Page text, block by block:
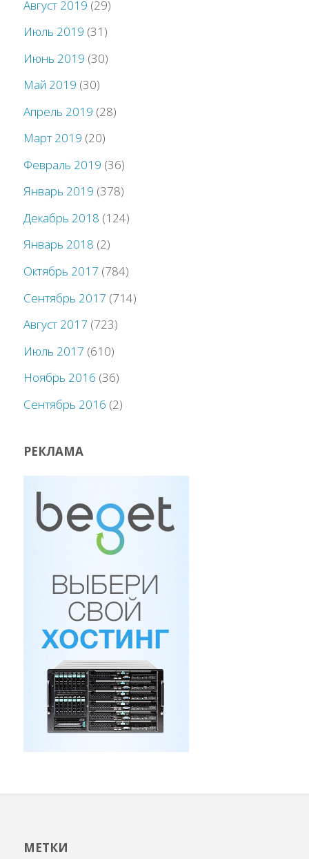
Август 2019 (29)
Июль 2019 (31)
Июнь 2019 (30)
Май 2019 (30)
Апрель 2019 (28)
Март 2019 (20)
Февраль 2019 (36)
Январь 2019 (378)
Декабрь 2018 (124)
Январь 2018 (2)
Октябрь 2017 (784)
Сентябрь 2017 (714)
Август 2017 (723)
Июль 2017 (610)
Ноябрь 2016 (36)
Сентябрь 2016 (2)
РЕКЛАМА
МЕТКИ